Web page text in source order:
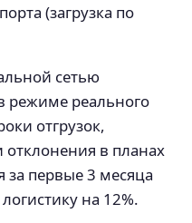
(загрузка по
сетью
режиме реального
отгрузок,
в планах
за первые 3 месяца
на 12%.